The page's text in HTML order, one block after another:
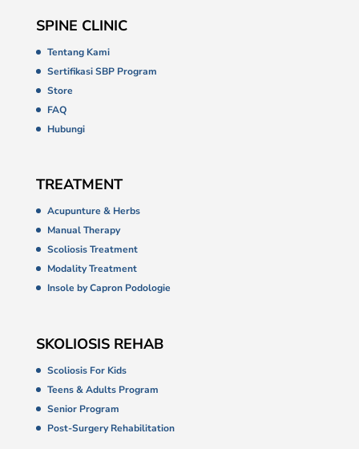
SPINE CLINIC
Tentang Kami
Sertifikasi SBP Program
Store
FAQ
Hubungi
TREATMENT
Acupunture & Herbs
Manual Therapy
Scoliosis Treatment
Modality Treatment
Insole by Capron Podologie
SKOLIOSIS REHAB
Scoliosis For Kids
Teens & Adults Program
Senior Program
Post-Surgery Rehabilitation